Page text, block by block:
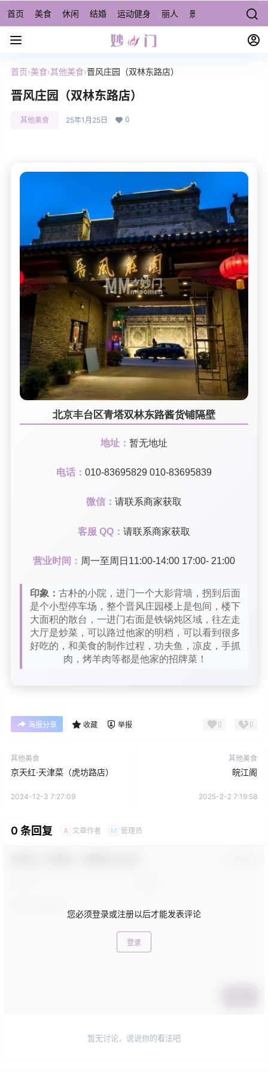
首页 美食 休闲 结婚 运动健身 丽人 景点/周边游 宠物
首页›美食›其他美食›晋风庄园（双林东路店）
晋风庄园（双林东路店）
其他美食 25年1月25日 0
北京丰台区青塔双林东路酱货铺隔壁
地址： 暂无地址
电话： 010-83695829 010-83695839
微信： 请联系商家获取
客服 QQ： 请联系商家获取
营业时间： 周一至周日11:00-14:00 17:00- 21:00
印象： 古朴的小院，进门一个大影背墙，拐到后面
是个小型停车场，整个晋风庄园楼上是包间，楼下
大面积的散台，一进门右面是铁锅炖区域，往左走
大厅是炒菜，可以路过他家的明档，可以看到很多
好吃的，和美食的制作过程，功夫鱼，凉皮，手抓
肉，烤羊肉等都是他家的招牌菜！
海报分享 收藏 举报 0 0
其他美食
京天红·天津菜（虎坊路店）
2024-12-3 7:27:09
其他美食
皖江阁
2025-2-2 7:19:58
0 条回复 A 文章作者 M 管理员
您必须登录或注册以后才能发表评论
登录
暂无讨论，说说你的看法吧